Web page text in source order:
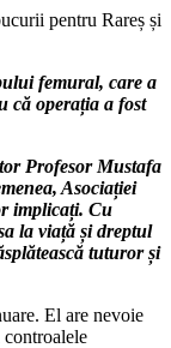
pentru Rareș și
femural, care a
că operația a fost
Profesor Mustafa
Asociației
implicați. Cu
la viață și dreptul
tuturor și
El are nevoie
controalele